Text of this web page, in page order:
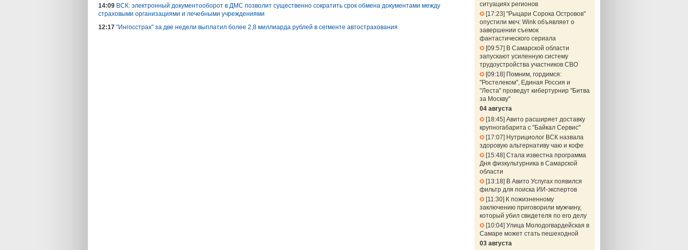
14:09 ВСК: электронный документооборот в ДМС позволит существенно сократить срок обмена документами между
страховыми организациями и лечебными учреждениями
12:17 "Ингосстрах" за две недели выплатил более 2,8 миллиарда рублей в сегменте автострахования
ситуациях регионов
17:23 "Рыцари Сорока Островов"
опустили меч: Wink объявляет о
завершении съемок
фантастического сериала
09:57
В Самарской области
запускают усиленную систему
трудоустройства участников СВО
09:18 Помним, гордимся:
"Ростелеком", Единая Россия и
"Леста" проведут кибертурнир "Битва
за Москву"
04 августа
18:45 Авито расширяет доставку
крупногабарита с "Байкал Сервис"
17:07
Нутрициолог ВСК назвала
здоровую альтернативу чаю и кофе
15:48 Стала известна программа
Дня физкультурника в Самарской
области
13:18 В Авито Услугах появился
фильтр для поиска ИИ-экспертов
11:30 К пожизненному
заключению приговорили мужчину,
который убил свидетеля по его делу
10:04 Улица Молодогвардейская в
Самаре может стать пешеходной
03 августа